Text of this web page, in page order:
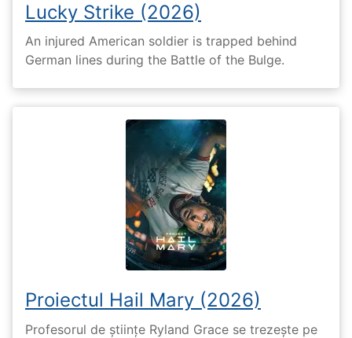
Lucky Strike (2026)
An injured American soldier is trapped behind
German lines during the Battle of the Bulge.
Proiectul Hail Mary (2026)
Profesorul de științe Ryland Grace se trezește pe